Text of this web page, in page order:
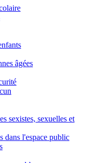
âgées
sexistes, sexuelles et
dans l'espace public